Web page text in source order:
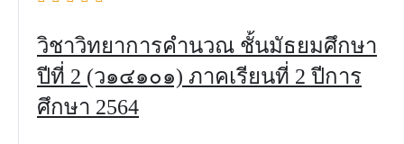
วิชาวิทยาการคำนวณ ชั้นมัธยมศึกษา
ปีที่ 2 (ว๑๔๑๐๑) ภาคเรียนที่ 2 ปีการ
ศึกษา 2564